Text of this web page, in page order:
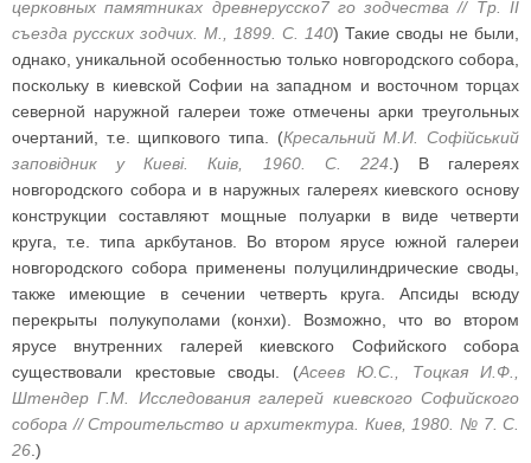
церковных памятниках древнерусско7 го зодчества // Тр. II
съезда русских зодчих. М., 1899. С. 140) Такие своды не были,
однако, уникальной особенностью только новгородского собора,
поскольку в киевской Софии на западном и восточном торцах
северной наружной галереи тоже отмечены арки треугольных
очертаний, т.е. щипкового типа. (Кресальний М.И. Софiйський
заповiдник у Киевi. Киiв, 1960. С. 224 .) В галереях
новгородского собора и в наружных галереях киевского основу
конструкции составляют мощные полуарки в виде четверти
круга, т.е. типа аркбутанов. Во втором ярусе южной галереи
новгородского собора применены полуцилиндрические своды,
также имеющие в сечении четверть круга. Апсиды всюду
перекрыты полукуполами (конхи). Возможно, что во втором
ярусе внутренних галерей киевского Софийского собора
существовали крестовые своды. (Асеев Ю.С., Тоцкая И.Ф.,
Штендер Г.М. Исследования галерей киевского Софийского
собора // Строительство и архитектура. Киев, 1980. № 7. С.
26 .)